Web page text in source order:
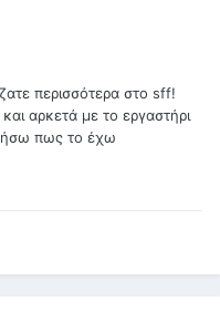
περισσότερα στο sff!
αρκετά με το εργαστήρι
πως το έχω